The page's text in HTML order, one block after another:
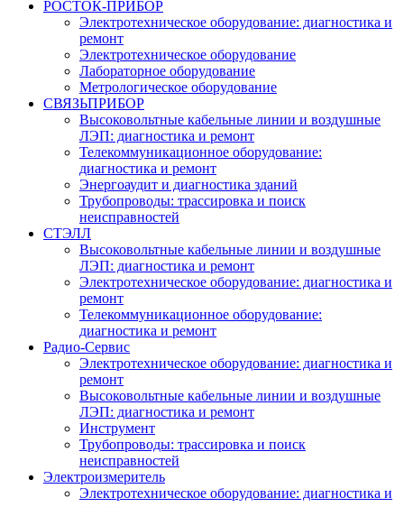
РОСТОК-ПРИБОР
Электротехническое оборудование: диагностика и
ремонт
Электротехническое оборудование
Лабораторное оборудование
Метрологическое оборудование
СВЯЗЬПРИБОР
Высоковольтные кабельные линии и воздушные
ЛЭП: диагностика и ремонт
Телекоммуникационное оборудование:
диагностика и ремонт
Энергоаудит и диагностика зданий
Трубопроводы: трассировка и поиск
неисправностей
СТЭЛЛ
Высоковольтные кабельные линии и воздушные
ЛЭП: диагностика и ремонт
Электротехническое оборудование: диагностика и
ремонт
Телекоммуникационное оборудование:
диагностика и ремонт
Радио-Cервис
Электротехническое оборудование: диагностика и
ремонт
Высоковольтные кабельные линии и воздушные
ЛЭП: диагностика и ремонт
Инструмент
Трубопроводы: трассировка и поиск
неисправностей
Электроизмеритель
Электротехническое оборудование: диагностика и